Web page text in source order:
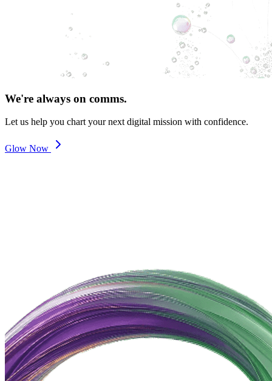
We're always on comms.
Let us help you chart your next digital mission with confidence.
Glow Now